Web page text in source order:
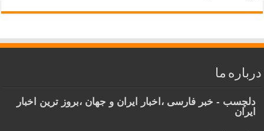
درباره ما
دلچسب - خبر فارسی ،اخبار ایران و جهان ،بروز ترین اخبار
ایران